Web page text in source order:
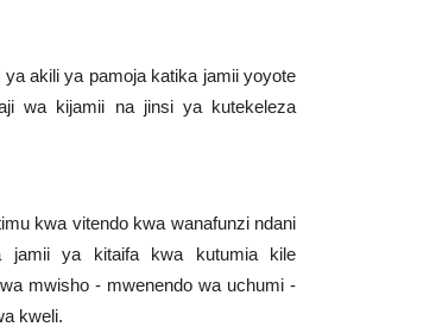
akili ya pamoja katika jamii yoyote
wa kijamii na jinsi ya kutekeleza
kwa vitendo kwa wanafunzi ndani
jamii ya kitaifa kwa kutumia kile
mwisho - mwenendo wa uchumi -
kweli.